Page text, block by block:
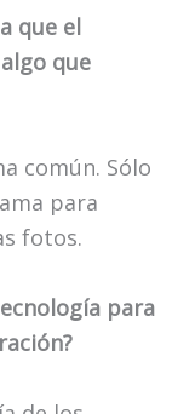
que el
que
común. Sólo
para
fotos.
para